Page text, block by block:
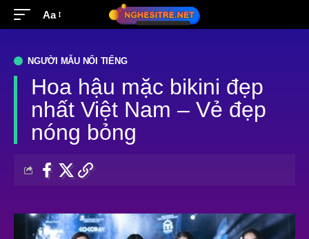
Aa
NGƯỜI MẪU NỔI TIẾNG
Hoa hậu mặc bikini đẹp
nhất Việt Nam – Vẻ đẹp
nóng bỏng